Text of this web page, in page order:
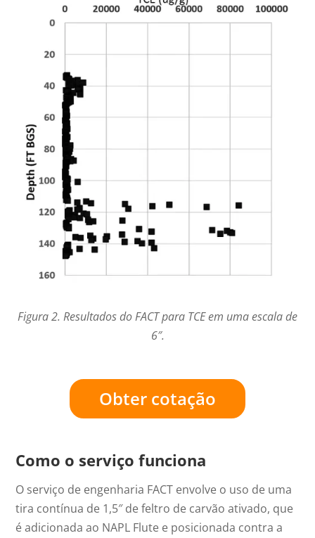
Figura 2. Resultados do FACT para TCE em uma escala de
6″.
Obter cotação
Como o serviço funciona
O serviço de engenharia FACT envolve o uso de uma
tira contínua de 1,5″ de feltro de carvão ativado, que
é adicionada ao NAPL Flute e posicionada contra a